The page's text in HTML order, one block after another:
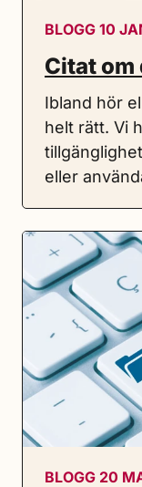
BLOGG 10
Citat
Ibland hör
helt rätt. Vi
eller
BLOGG 20